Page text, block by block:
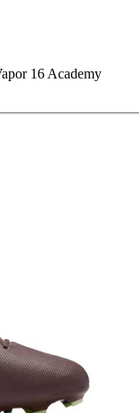
16 Academy